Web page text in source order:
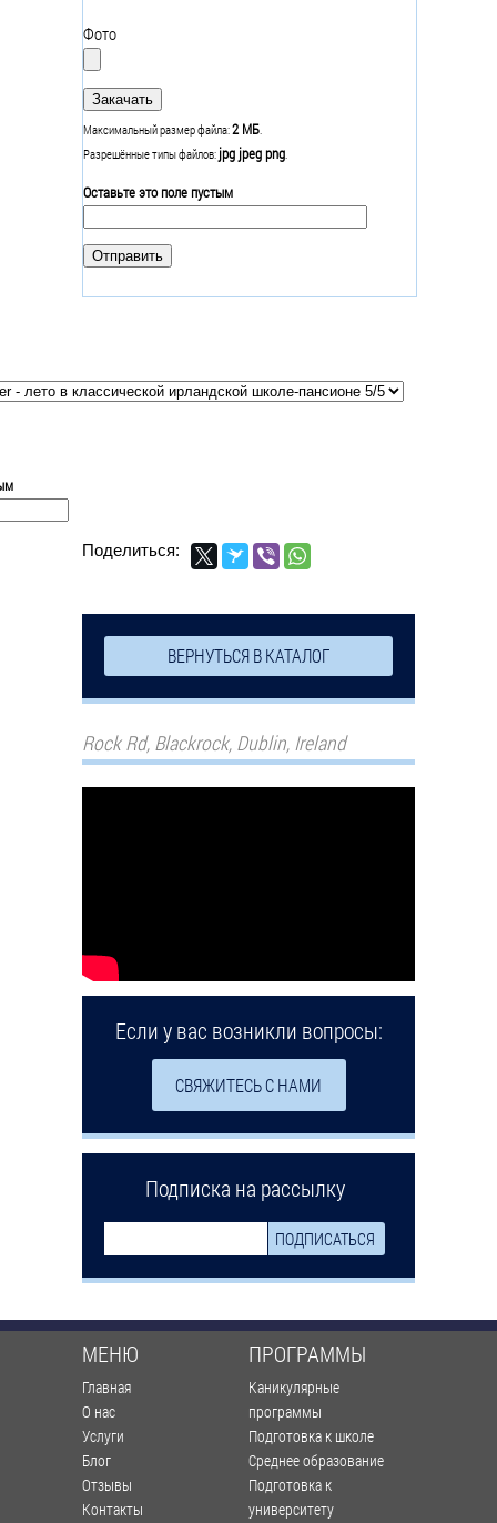
Фото
Максимальный размер файла:2 МБ
Разрешённые типы файлов: jpg jpeg png
Оставьте это поле пустым
Поделиться:
ВЕРНУТЬСЯ В КАТАЛОГ
Rock Rd, Blackrock, Dublin, Ireland
Если у вас возникли вопросы:
СВЯЖИТЕСЬ С НАМИ
Подписка на рассылку
МЕНЮ
Главная
О нас
Услуги
Блог
Отзывы
Контакты
ПРОГРАММЫ
Каникулярные
программы
Подготовка к школе
Среднее образование
Подготовка к
университету